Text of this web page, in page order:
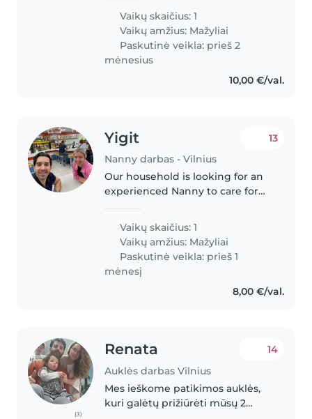
dukrytę namie ar lauke, su ja
žaisti, mokyti, taip pat..
Vaikų skaičius: 1
Vaikų amžius: Mažyliai
Paskutinė veikla: prieš 2
mėnesius
10,00 €/val.
Yigit
Nanny darbas - Vilnius
13
Our household is looking for an
experienced Nanny to care for
and independent toddler. We
need someone comfortable with
pets, cooking, and light..
Vaikų skaičius: 1
Vaikų amžius: Mažyliai
Paskutinė veikla: prieš 1
mėnesį
8,00 €/val.
(3)
Renata
Auklės darbas Vilnius
14
Mes ieškome patikimos auklės,
kuri galėtų prižiūrėti mūsų 2